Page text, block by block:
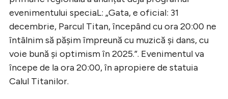
evenimentului speciaL: „Gata, e oficial: 31
decembrie, Parcul Titan, începând cu ora 20:00 ne
întâlnim să pășim împreună cu muzică și dans, cu
voie bună și optimism în 2025.”. Evenimentul va
începe de la ora 20:00, în apropiere de statuia
Calul Titanilor.